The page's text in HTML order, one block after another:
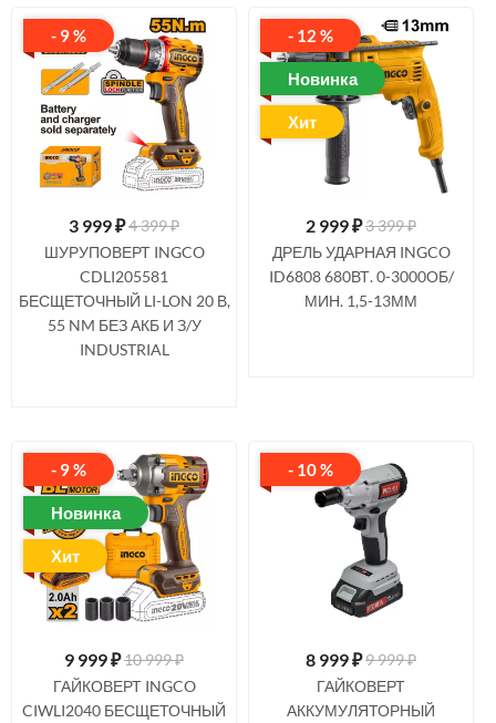
- 9 %
3 999₽4 399 ₽
ШУРУПОВЕРТ INGCO
CDLI205581
БЕСЩЕТОЧНЫЙ LI-LON 20 В,
55 NM БЕЗ АКБ И З/У
INDUSTRIAL
- 12 %
Новинка
Хит
2 999₽3 399 ₽
ДРЕЛЬ УДАРНАЯ INGCO
ID6808 680ВТ. 0-3000ОБ/
МИН. 1,5-13ММ
- 9 %
Новинка
Хит
9 999₽10 999 ₽
ГАЙКОВЕРТ INGCO
CIWLI2040 БЕСЩЕТОЧНЫЙ
- 10 %
8 999₽9 999 ₽
ГАЙКОВЕРТ
АККУМУЛЯТОРНЫЙ